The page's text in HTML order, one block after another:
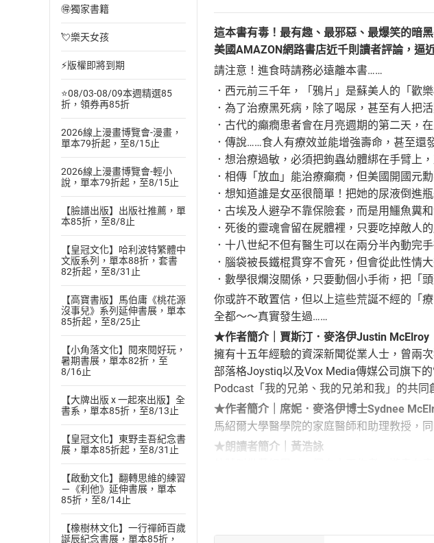
🉐獨家書籍
💘樂天女孩
⚡版權即將到期
⭐08/03-08/09本週精選85
折，領券再85折
2026線上漫畫博覽會-漫畫，
單本79折起，至8/15止
2026線上漫畫博覽會-輕小
說，單本79折起，至8/15止
【臉譜出版】出版社推薦，單
本85折，至8/8止
【皇冠文化】哈利波特繁體中
文版系列，單本88折，套書
82折起，至8/31止
【高寶書版】馬伯庸《桃花源
沒事兒》系列延伸書展，單本
85折起，至8/25止
【小角落文化】閱來閱好玩，
暑期書展，單本82折，至
8/16止
【大牌出版 x 一起來出版】全
書系，單本85折，至8/13止
【皇冠文化】東野圭吾紀念書
展，單本85折起，至8/31止
【啟動文化】翻轉思維的練習
－《利他》延伸書展，單本
85折，至8/14止
【橡樹林文化】一行禪師百歲
誕辰紀念書展，單本85折，
這本書有毒！最有趣、最邪惡、最爆笑的暗黑
美國AMAZON網路書店近千則讀者評論，
請注意！進食時請務必遠離本書……
．西元前三千年，「鴉片」是蘇美人的「歡
．為了治療黑死病，除了喝尿，甚至有人把
．古代的癲癇患者會在月亮週期的第二天，
．傳說……食人有療效並能增強壽命，甚至還
．想治療過敏，必須把鉤蟲幼體綁在手臂上
．相傳「放血」能治療癲癇，但美國開國元
．想知道誰是女巫很簡單！把她的尿液倒進
．古埃及人避孕不靠保險套，而是用鱷魚糞
．死後的靈魂會留在屍體裡，只要吃掉敵人
．十八世紀不但有醫生可以在兩分半內動完
．腦袋被長鐵棍貫穿不會死，但會從此性情大
．數學很爛沒關係，只要動個小手術，把「
你或許不敢置信，但以上這些荒誕不經的「療
全都～～真實發生過……
★作者簡介｜賈斯汀．麥洛伊Justin McElroy
擁有十五年經驗的資深新聞從業人士，曾兩
部落格Joystiq以及Vox Media傳媒公司旗下
Podcast「我的兄弟、我的兄弟和我」的共
★作者簡介｜席妮．麥洛伊博士Sydnee
馬紹爾大學醫學院的家庭醫師和助理教授，
★朗讀者簡介｜黃浩詠
媽媽》、《姊姊向前衝》、《俗女養成記》
死者復生